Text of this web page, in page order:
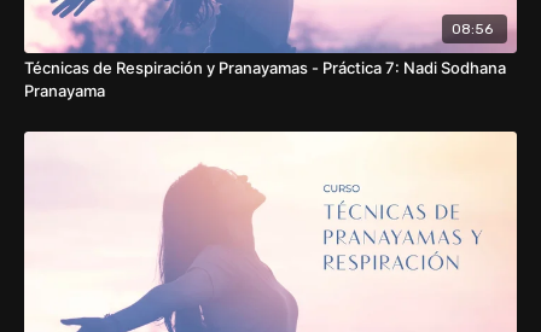
08:56
Técnicas de Respiración y Pranayamas - Práctica 7: Nadi Sodhana
Pranayama